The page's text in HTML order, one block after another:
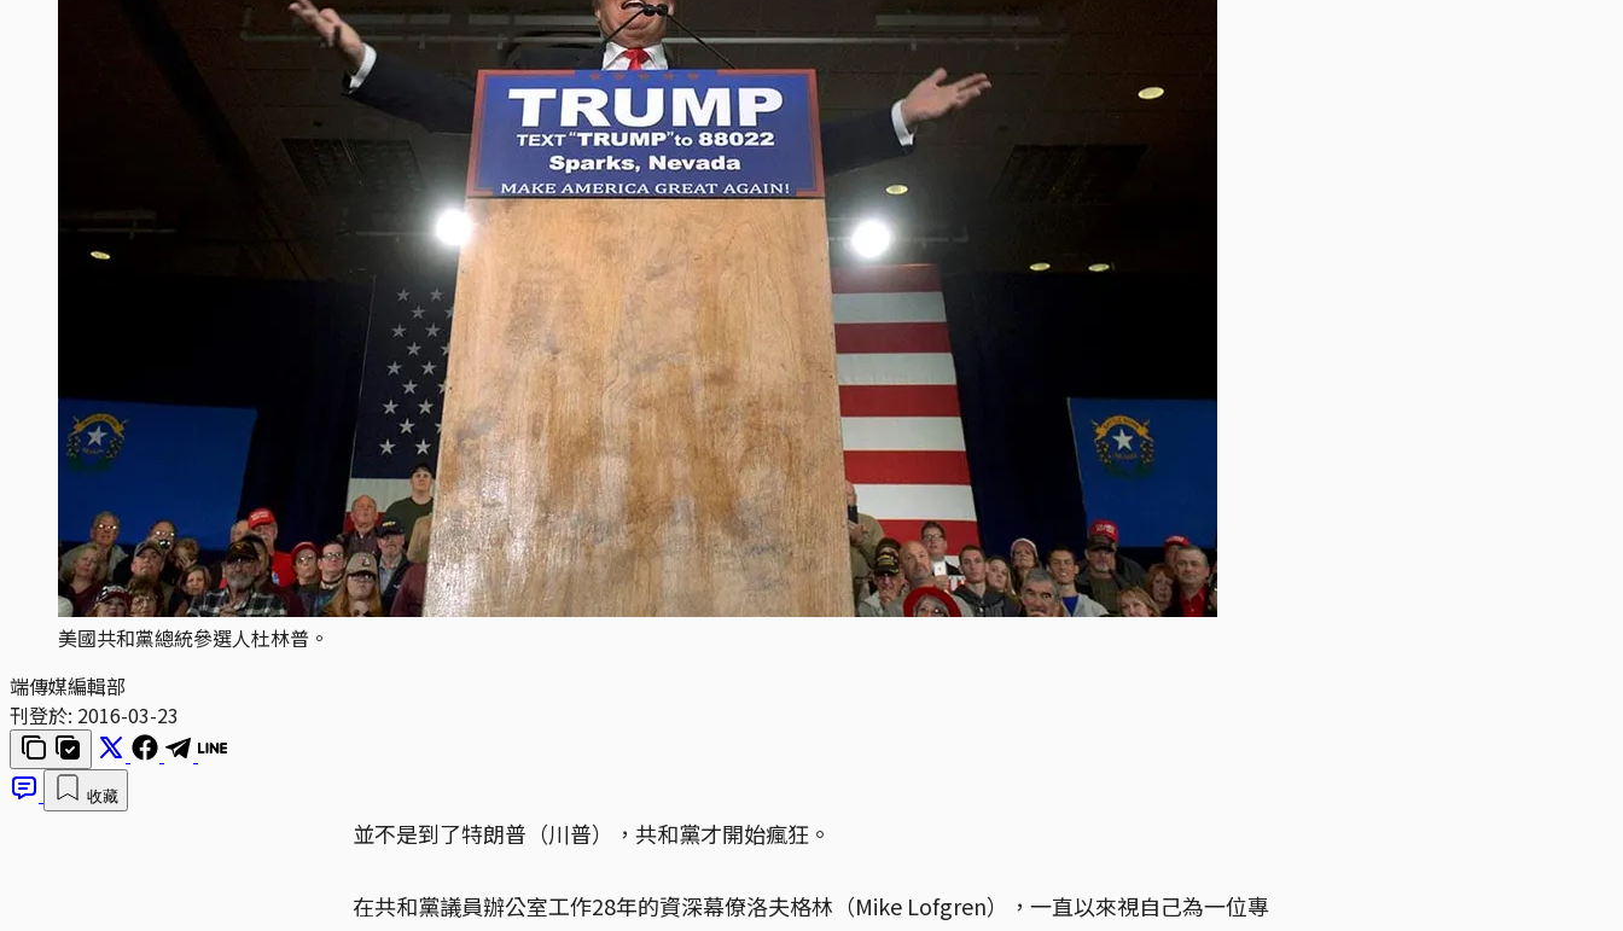
美國共和黨總統參選人杜林普。
端傳媒編輯部
刊登於: 2016-03-23
收藏
並不是到了特朗普（川普），共和黨才開始瘋狂。
在共和黨議員辦公室工作28年的資深幕僚洛夫格林（Mike Lofgren），一直以來視自己為一位專